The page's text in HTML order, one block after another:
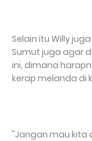
Selain itu Willy
Sumut juga agar
ini, dimana
kerap melanda di
"Jangan mau kita